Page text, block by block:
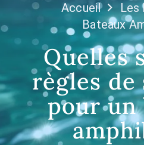
Accueil
Les
Bateaux
Quelles
règles
pour un